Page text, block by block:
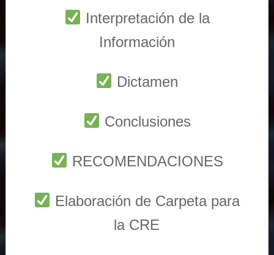
Interpretación de la
Información
Dictamen
Conclusiones
RECOMENDACIONES
Elaboración de Carpeta para
la CRE